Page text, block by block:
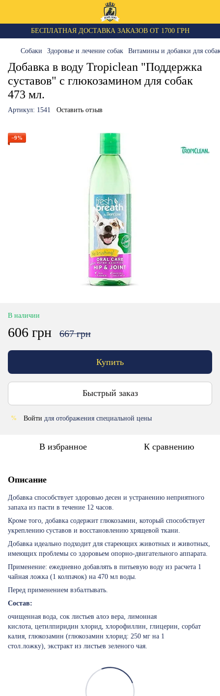
БЕСПЛАТНАЯ ДОСТАВКА ЗАКАЗОВ ОТ 1700 ГРН
Собаки Здоровье и лечение собак Витамины и добавки для
Добавка в воду Tropiclean "Поддержка
суставов" с глюкозамином для собак
473 мл.
Артикул: 1541 Оставить отзыв
−9%
В наличии
606 грн 667 грн
Купить
Быстрый заказ
% Войти для отображения специальной цены
В избранное К сравнению
Описание
Добавка способствует здоровью десен и устранению неприятного
запаха из пасти в течение 12 часов.
Кроме того, добавка содержит глюкозамин, который способствует
укреплению суставов и восстановлению хрящевой ткани.
Добавка идеально подходит для стареющих животных и животных,
имеющих проблемы со здоровьем опорно-двигательного аппарата.
Применение: ежедневно добавлять в питьевую воду из расчета 1
чайная ложка (1 колпачок) на 470 мл воды.
Перед применением взбалтывать.
Состав:
очищенная вода, сок листьев алоэ вера, лимонная
кислота, цетилпиридин хлорид, хлорофиллин, глицерин, сорбат
калия, глюкозамин (глюкозамин хлорид: 250 мг на 1
стол.ложку), экстракт из листьев зеленого чая.